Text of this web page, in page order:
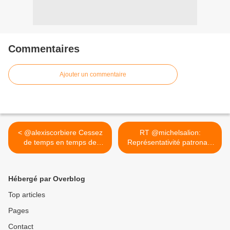
Commentaires
Ajouter un commentaire
< @alexiscorbiere Cessez
de temps en temps de
dire...
RT @michelsalion:
Représentativité patronale
:... >
Hébergé par Overblog
Top articles
Pages
Contact